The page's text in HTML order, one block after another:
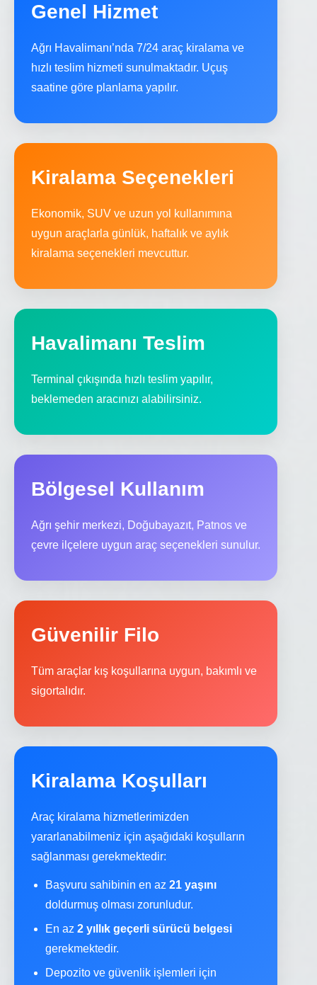
Genel Hizmet
Ağrı Havalimanı’nda 7/24 araç kiralama ve
hızlı teslim hizmeti sunulmaktadır. Uçuş
saatine göre planlama yapılır.
Kiralama Seçenekleri
Ekonomik, SUV ve uzun yol kullanımına
uygun araçlarla günlük, haftalık ve aylık
kiralama seçenekleri mevcuttur.
Havalimanı Teslim
Terminal çıkışında hızlı teslim yapılır,
beklemeden aracınızı alabilirsiniz.
Bölgesel Kullanım
Ağrı şehir merkezi, Doğubayazıt, Patnos ve
çevre ilçelere uygun araç seçenekleri sunulur.
Güvenilir Filo
Tüm araçlar kış koşullarına uygun, bakımlı ve
sigortalıdır.
Kiralama Koşulları
Araç kiralama hizmetlerimizden
yararlanabilmeniz için aşağıdaki koşulların
sağlanması gerekmektedir:
Başvuru sahibinin en az 21 yaşını
doldurmuş olması zorunludur.
En az 2 yıllık geçerli sürücü belgesi
gerekmektedir.
Depozito ve güvenlik işlemleri için